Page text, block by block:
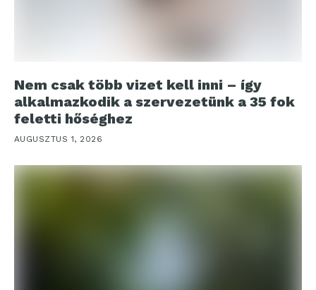
Nem csak több vizet kell inni – így
alkalmazkodik a szervezetünk a 35 fok
feletti hőséghez
AUGUSZTUS 1, 2026